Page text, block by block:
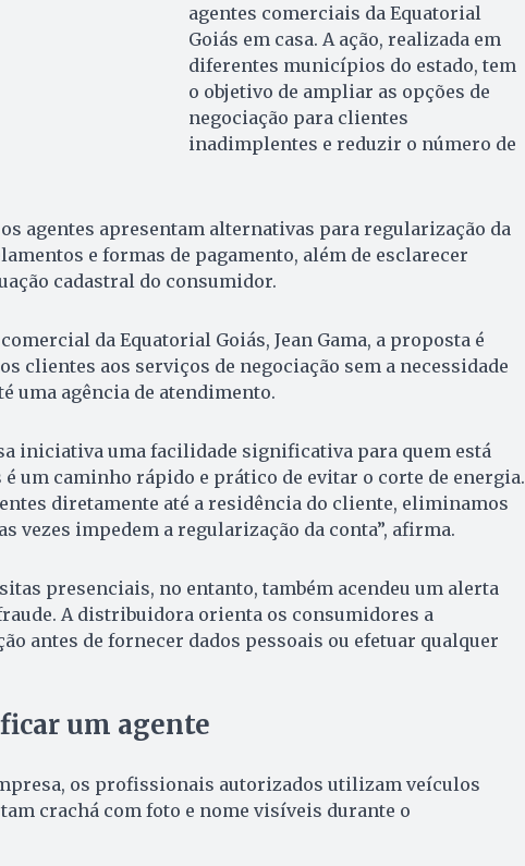
agentes comerciais da Equatorial
Goiás em casa. A ação, realizada em
diferentes municípios do estado, tem
o objetivo de ampliar as opções de
negociação para clientes
inadimplentes e reduzir o número de
agentes apresentam alternativas para regularização da
e formas de pagamento, além de esclarecer
cadastral do consumidor.
da Equatorial Goiás, Jean Gama, a proposta é
clientes aos serviços de negociação sem a necessidade
uma agência de atendimento.
iniciativa uma facilidade significativa para quem está
um caminho rápido e prático de evitar o corte de energia.
diretamente até a residência do cliente, eliminamos
vezes impedem a regularização da conta”, afirma.
presenciais, no entanto, também acendeu um alerta
A distribuidora orienta os consumidores a
antes de fornecer dados pessoais ou efetuar qualquer
um agente
os profissionais autorizados utilizam veículos
crachá com foto e nome visíveis durante o